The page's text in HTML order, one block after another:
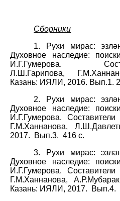
Сборники
1. Рухи мирас:
Духовное наследие:
И.Г.Гумерова.
Л.Ш.Гарипова,
Казань: ИЯЛИ, 2016. Вып.1.
2. Рухи мирас:
Духовное наследие:
И.Г.Гумерова.
Г.М.Ханнанова,
2017.
Вып.3. 416 с.
3. Рухи мирас:
Духовное наследие:
И.Г.Гумерова.
Г.М.Ханнанова,
Казань: ИЯЛИ, 2017.
Вып.4.